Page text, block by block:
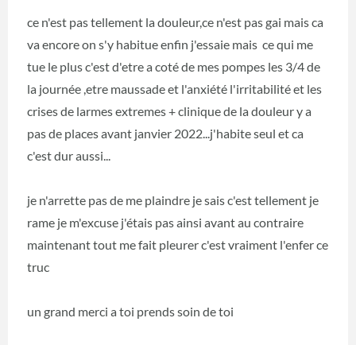
ce n'est pas tellement la douleur,ce n'est pas gai mais ca
va encore on s'y habitue enfin j'essaie mais ce qui me
tue le plus c'est d'etre a coté de mes pompes les 3/4 de
la journée ,etre maussade et l'anxiété l'irritabilité et les
crises de larmes extremes + clinique de la douleur y a
pas de places avant janvier 2022...j'habite seul et ca
c'est dur aussi...
je n'arrette pas de me plaindre je sais c'est tellement je
rame je m'excuse j'étais pas ainsi avant au contraire
maintenant tout me fait pleurer c'est vraiment l'enfer ce
truc
un grand merci a toi prends soin de toi